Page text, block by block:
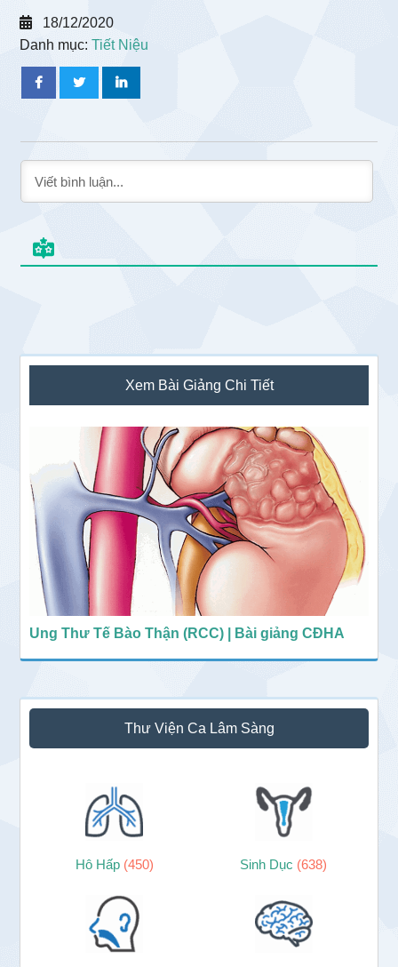
18/12/2020
Danh mục:Tiết Niệu
Sidebar
chính
Xem Bài Giảng Chi Tiết
Ung Thư Tế Bào Thận (RCC) | Bài giảng CĐHA
Thư Viện Ca Lâm Sàng
Hô Hấp (450) Sinh Dục (638)